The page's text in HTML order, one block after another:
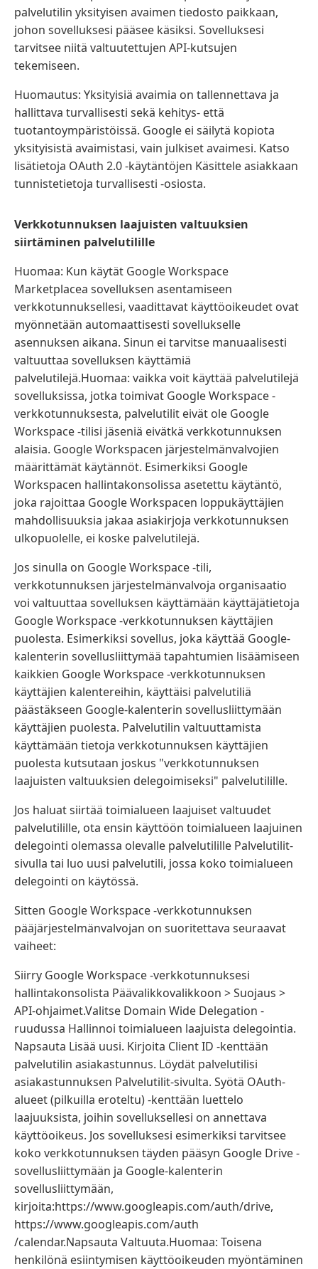
palvelutilin yksityisen avaimen tiedosto paikkaan,
johon sovelluksesi pääsee käsiksi. Sovelluksesi
tarvitsee niitä valtuutettujen API-kutsujen
tekemiseen.
Huomautus: Yksityisiä avaimia on tallennettava ja
hallittava turvallisesti sekä kehitys- että
tuotantoympäristöissä. Google ei säilytä kopiota
yksityisistä avaimistasi, vain julkiset avaimesi. Katso
lisätietoja OAuth 2.0 -käytäntöjen Käsittele asiakkaan
tunnistetietoja turvallisesti -osiosta.
Verkkotunnuksen laajuisten valtuuksien
siirtäminen palvelutilille
Huomaa: Kun käytät Google Workspace
Marketplacea sovelluksen asentamiseen
verkkotunnuksellesi, vaadittavat käyttöoikeudet ovat
myönnetään automaattisesti sovellukselle
asennuksen aikana. Sinun ei tarvitse manuaalisesti
valtuuttaa sovelluksen käyttämiä
palvelutilejä.Huomaa: vaikka voit käyttää palvelutilejä
sovelluksissa, jotka toimivat Google Workspace -
verkkotunnuksesta, palvelutilit eivät ole Google
Workspace -tilisi jäseniä eivätkä verkkotunnuksen
alaisia. Google Workspacen järjestelmänvalvojien
määrittämät käytännöt. Esimerkiksi Google
Workspacen hallintakonsolissa asetettu käytäntö,
joka rajoittaa Google Workspacen loppukäyttäjien
mahdollisuuksia jakaa asiakirjoja verkkotunnuksen
ulkopuolelle, ei koske palvelutilejä.
Jos sinulla on Google Workspace -tili,
verkkotunnuksen järjestelmänvalvoja organisaatio
voi valtuuttaa sovelluksen käyttämään käyttäjätietoja
Google Workspace -verkkotunnuksen käyttäjien
puolesta. Esimerkiksi sovellus, joka käyttää Google-
kalenterin sovellusliittymää tapahtumien lisäämiseen
kaikkien Google Workspace -verkkotunnuksen
käyttäjien kalentereihin, käyttäisi palvelutiliä
päästäkseen Google-kalenterin sovellusliittymään
käyttäjien puolesta. Palvelutilin valtuuttamista
käyttämään tietoja verkkotunnuksen käyttäjien
puolesta kutsutaan joskus "verkkotunnuksen
laajuisten valtuuksien delegoimiseksi" palvelutilille.
Jos haluat siirtää toimialueen laajuiset valtuudet
palvelutilille, ota ensin käyttöön toimialueen laajuinen
delegointi olemassa olevalle palvelutilille Palvelutilit-
sivulla tai luo uusi palvelutili, jossa koko toimialueen
delegointi on käytössä.
Sitten Google Workspace -verkkotunnuksen
pääjärjestelmänvalvojan on suoritettava seuraavat
vaiheet:
Siirry Google Workspace -verkkotunnuksesi
hallintakonsolista Päävalikkovalikkoon > Suojaus >
API-ohjaimet.Valitse Domain Wide Delegation -
ruudussa Hallinnoi toimialueen laajuista delegointia.
Napsauta Lisää uusi. Kirjoita Client ID -kenttään
palvelutilin asiakastunnus. Löydät palvelutilisi
asiakastunnuksen Palvelutilit-sivulta. Syötä OAuth-
alueet (pilkuilla eroteltu) -kenttään luettelo
laajuuksista, joihin sovelluksellesi on annettava
käyttöoikeus. Jos sovelluksesi esimerkiksi tarvitsee
koko verkkotunnuksen täyden pääsyn Google Drive -
sovellusliittymään ja Google-kalenterin
sovellusliittymään,
kirjoita:https://www.googleapis.com/auth/drive,
https://www.googleapis.com/auth
/calendar.Napsauta Valtuuta.Huomaa: Toisena
henkilönä esiintymisen käyttöoikeuden myöntäminen